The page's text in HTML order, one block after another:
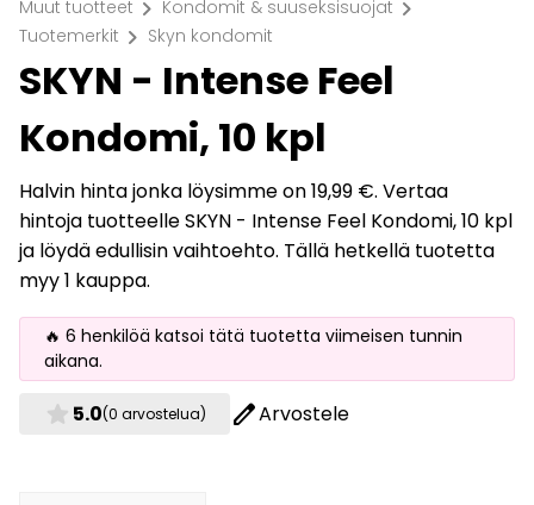
Muut tuotteet chevron_right Kondomit & suuseksisuojat chevron_right
Tuotemerkit chevron_right Skyn kondomit
SKYN - Intense Feel
Kondomi, 10 kpl
Halvin hinta jonka löysimme on 19,99 €. Vertaa
hintoja tuotteelle SKYN - Intense Feel Kondomi, 10 kpl
ja löydä edullisin vaihtoehto. Tällä hetkellä tuotetta
myy 1 kauppa.
🔥 6 henkilöä katsoi tätä tuotetta viimeisen tunnin
aikana.
star 5.0(0 arvostelua) editArvostele